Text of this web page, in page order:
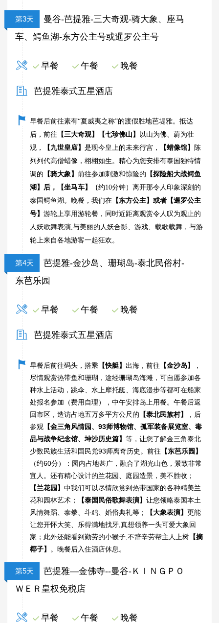
第3天
曼谷-芭提雅-三大奇观-骑大象、座马
车、鳄鱼湖-东方公主号或暹罗公主号
早餐 午餐 晚餐
芭提雅泰式五星酒店
早餐后前往素有“夏威夷之称”的渡假胜地芭堤雅。抵达
后，前往 【三大奇观】【七珍佛山】 以山为佛、蔚为壮
观，
【九世皇庙】 是现今皇上的未来行宫， 【蜡像馆】
陈
列列代高僧蜡像，栩栩如生。精心为您安排有泰国独特情
调的 【骑大象】 前往参加刺激和惊险的 【探险船大战鳄鱼
湖】后，【坐马车】（约10分钟）离开那令人印象深刻的
泰国鳄鱼湖。晚餐，我们在 【东方公主】或者【暹罗公主
号】 游轮上享用游轮餐，同时近距离观赏令人叹为观止的
人妖歌舞表演,与美丽的人妖合影、游戏、载歌载舞，与游
轮上来自各地游客一起狂欢。
第4天
芭提雅-金沙岛、珊瑚岛-泰北民俗村-
东芭乐园
早餐 午餐 晚餐
芭提雅泰式五星酒店
早餐后前往码头，搭乘 【快艇】 出海，前往 【金沙岛】
，
尽情观赏热带鱼和珊瑚，途经珊瑚岛海滩，可自愿参加各
种水上活动，跳伞、水上摩托艇、海底漫步等都可在船家
处报名参加（费用自理），中午安排岛上用餐。午餐后返
回市区，造访占地五万多平方公尺的 【泰北民族村】
，后
参观 【金三角风情园、93师博物馆、孤军装备展览室、毒
品与战争纪念馆、坤沙历史篇】 等，让您了解金三角泰北
少数民族生活和国民党93师离奇历史。前往 【东芭乐园】
（约60分）：园内占地甚广，融合了湖光山色，景致非常
宜人。还有精心设计的兰花园、庭园造景，美不胜收；
【兰花园】 中我们可以尽情欣赏到热带国家的各种精美兰
花和园林艺术；
【泰国民俗歌舞表演】 让您领略泰国本土
风情舞蹈、泰拳、斗鸡、婚俗典礼等；
【大象表演】 更能
让您开怀大笑、乐得满地找牙,真想领养一头可爱大象回
家；此外还能看到勤劳的小猴子,不辞辛劳帮主人上树 【摘
椰子】
。晚餐后入住酒店休息。
第5天
芭提雅—金佛寺--曼谷-ＫＩＮＧＰＯ
ＷＥＲ皇权免税店
早餐 午餐 晚餐